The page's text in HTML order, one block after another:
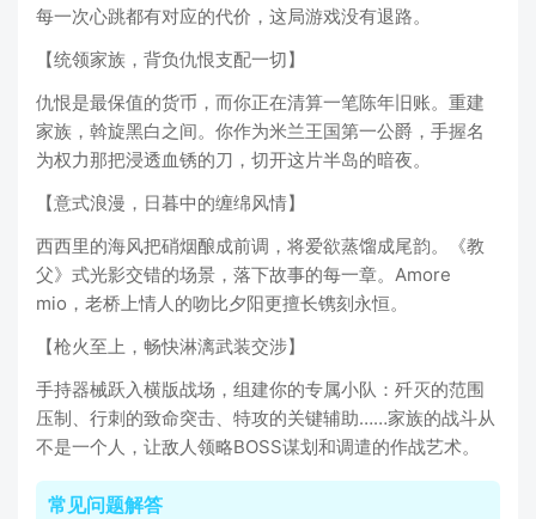
每一次心跳都有对应的代价，这局游戏没有退路。
【统领家族，背负仇恨支配一切】
仇恨是最保值的货币，而你正在清算一笔陈年旧账。重建
家族，斡旋黑白之间。你作为米兰王国第一公爵，手握名
为权力那把浸透血锈的刀，切开这片半岛的暗夜。
【意式浪漫，日暮中的缠绵风情】
西西里的海风把硝烟酿成前调，将爱欲蒸馏成尾韵。《教
父》式光影交错的场景，落下故事的每一章。Amore
mio，老桥上情人的吻比夕阳更擅长镌刻永恒。
【枪火至上，畅快淋漓武装交涉】
手持器械跃入横版战场，组建你的专属小队：歼灭的范围
压制、行刺的致命突击、特攻的关键辅助……家族的战斗从
不是一个人，让敌人领略BOSS谋划和调遣的作战艺术。
常见问题解答